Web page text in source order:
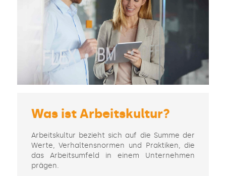
Was ist Arbeitskultur?
Arbeitskultur bezieht sich auf die Summe der
Werte, Verhaltensnormen und Praktiken, die
das Arbeitsumfeld in einem Unternehmen
prägen.